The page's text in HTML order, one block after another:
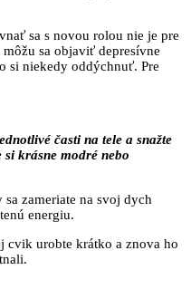
sa s novou rolou nie je pre
sa objaviť depresívne
si niekedy oddýchnuť. Pre
časti na tele a snažte
krásne modré nebo
zameriate na svoj dych
energiu.
cvik urobte krátko a znova ho